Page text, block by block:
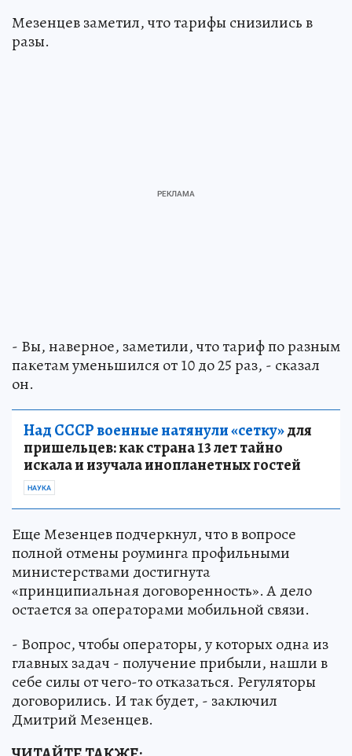
Мезенцев заметил, что тарифы снизились в
разы.
- Вы, наверное, заметили, что тариф по разным
пакетам уменьшился от 10 до 25 раз, - сказал
он.
Над СССР военные натянули «сетку»для
пришельцев: как страна 13 лет тайно
искала и изучала инопланетных гостей
НАУКА
Еще Мезенцев подчеркнул, что в вопросе
полной отмены роуминга профильными
министерствами достигнута
«принципиальная договоренность». А дело
остается за операторами мобильной связи.
- Вопрос, чтобы операторы, у которых одна из
главных задач - получение прибыли, нашли в
себе силы от чего-то отказаться. Регуляторы
договорились. И так будет, - заключил
Дмитрий Мезенцев.